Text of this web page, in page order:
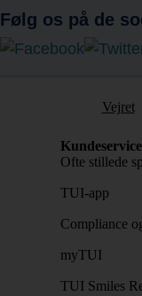
Følg os på de
Vejret
Kundeservice
Ofte stillede
TUI-app
Compliance
myTUI
TUI Smiles